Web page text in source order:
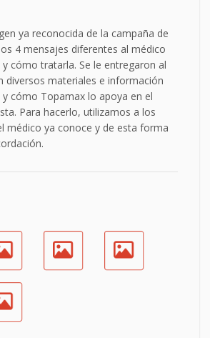
ya reconocida de la campaña de
4 mensajes diferentes al médico
cómo tratarla. Se le entregaron al
diversos materiales e información
cómo Topamax lo apoya en el
Para hacerlo, utilizamos a los
médico ya conoce y de esta forma